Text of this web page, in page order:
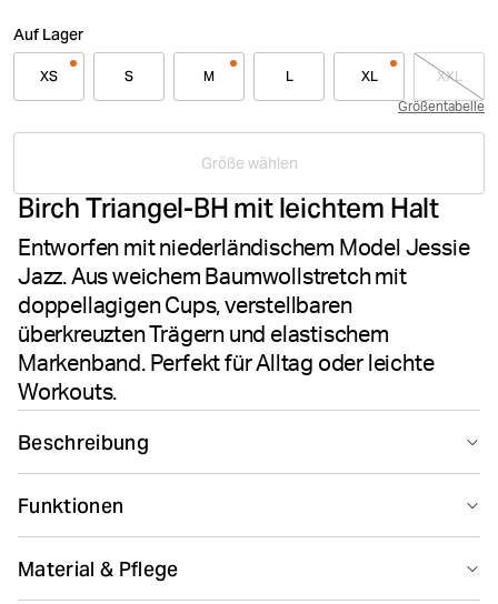
Auf Lager
XS S M L XL XXL
Größentabelle
Größe wählen
Birch Triangel-BH mit leichtem Halt
Entworfen mit niederländischem Model Jessie
Jazz. Aus weichem Baumwollstretch mit
doppellagigen Cups, verstellbaren
überkreuzten Trägern und elastischem
Markenband. Perfekt für Alltag oder leichte
Workouts.
Beschreibung
alltagstauglicher BH mit leichter Unterstützung,
entworfen in Zusammenarbeit mit dem
niederländischen Model Jessie Jazz. Gefertigt aus
weicher Bio-Baumwolle kombiniert mit Elastan, bietet
Funktionen
Material & Pflege